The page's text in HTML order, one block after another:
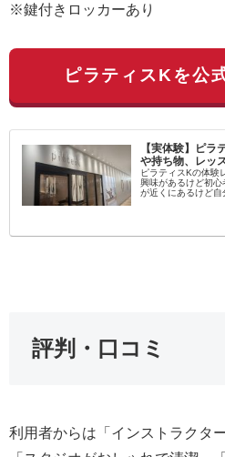
※鍵付きロッカーあり
ピラティスKを公
【実体験】ピラ
や持ち物、レッ
ピラティスKの体験
興味があるけど初
が近くにあるけど
評判・口コミ
利用者からは「インストラクタ